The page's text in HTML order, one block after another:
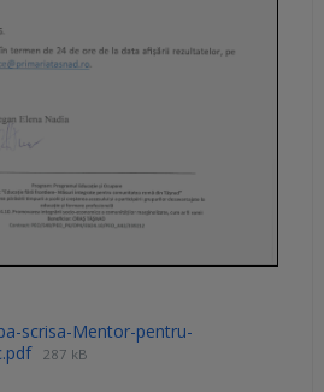
scrisa-Mentor-pentru-
287 kB